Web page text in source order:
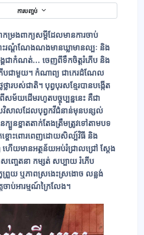
ការបញ្ចប់
ងពាក្យសម្តីដែលមានការចាប់
រណ្ដំណែងណងមានឃ្លាមានល្បៈ និង
គជាកំណត់... ចេញពីទឹកចិត្តរំភើប និង
ភើបជាមួយ។ កំណាព្យ ជាកេរដំណែល
លារបស់ជាតិ។ បុព្វបុរសខ្មែរបានបង្កើត
ពីសម័យដើមរហូតបច្ចុប្បន្ននេះ គឺជា
សាលដែលបុព្វកវីជំនាន់មុនបន្សល់
បួនខ្នាតតាក់តែងត្រឹមត្រូវទៅតាមបទ
ចោះពោរពេញដោយសិល្ប៍វិធី និង
ហើយមានអត្ថន័យអប់រំជ្រាលជ្រៅ ស្ដែង
ចេតនា កម្សត់ សប្បាយ រំភើប
ព្រួយ ឬភាពស្រងេះស្រងោច លន្លង់
ចាប់អារម្មណ៍ក្រៃលែង។